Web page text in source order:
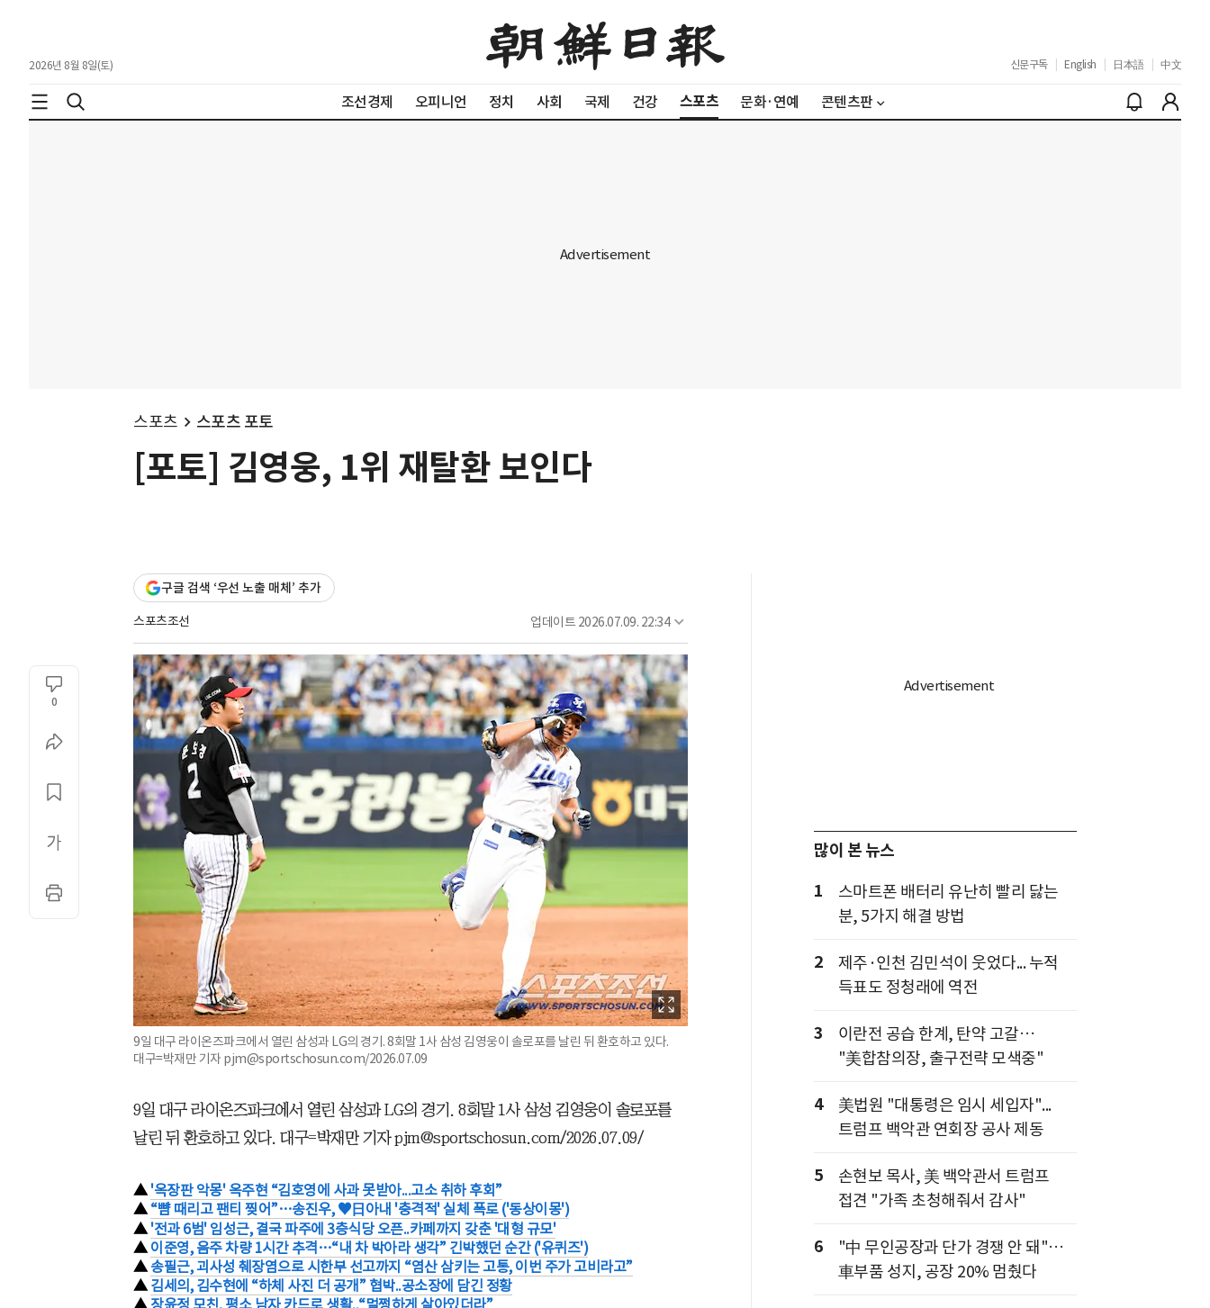
2026년 8월 8일(토) 신문구독 English 日本語 中文
조선경제 오피니언 정치 사회 국제 건강 스포츠 문화·연예 콘텐츠판
스포츠 스포츠 포토
[포토] 김영웅, 1위 재탈환 보인다
구글 검색 ‘우선 노출 매체’ 추가
스포츠조선 업데이트 2026.07.09. 22:34
0
9일 대구 라이온즈파크에서 열린 삼성과 LG의 경기. 8회말 1사 삼성 김영웅이 솔로포를 날린 뒤 환호하고 있다.
대구=박재만 기자 pjm@sportschosun.com/2026.07.09
9일 대구 라이온즈파크에서 열린 삼성과 LG의 경기. 8회말 1사 삼성 김영웅이 솔로포를
날린 뒤 환호하고 있다. 대구=박재만 기자 pjm@sportschosun.com/2026.07.09/
▲ '옥장판 악몽' 옥주현 “김호영에 사과 못받아...고소 취하 후회”
▲ “뺨 때리고 팬티 찢어”…송진우, ♥日아내 '충격적' 실체 폭로 ('동상이몽')
▲ '전과 6범' 임성근, 결국 파주에 3층식당 오픈..카페까지 갖춘 '대형 규모'
▲ 이준영, 음주 차량 1시간 추격…“내 차 박아라 생각” 긴박했던 순간 ('유퀴즈')
▲ 송필근, 괴사성 췌장염으로 시한부 선고까지 “염산 삼키는 고통, 이번 주가 고비라고”
▲ 김세의, 김수현에 “하체 사진 더 공개” 협박..공소장에 담긴 정황
▲ 장윤정 모친, 평소 남자 카드로 생활..“멀쩡하게 살아있더라”
많이 본 뉴스
1
스마트폰 배터리 유난히 빨리 닳는
분, 5가지 해결 방법
2
제주·인천 김민석이 웃었다... 누적
득표도 정청래에 역전
3
이란전 공습 한계, 탄약 고갈…
"美합참의장, 출구전략 모색중"
4
美법원 "대통령은 임시 세입자"...
트럼프 백악관 연회장 공사 제동
5
손현보 목사, 美 백악관서 트럼프
접견 "가족 초청해줘서 감사"
6
"中 무인공장과 단가 경쟁 안 돼"…
車부품 성지, 공장 20% 멈췄다